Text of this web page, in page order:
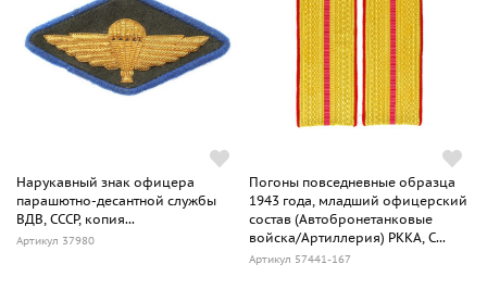
Нарукавный знак офицера
парашютно-десантной службы
ВДВ, СССР, копия...
Артикул 37980
Погоны повседневные образца
1943 года, младший офицерский
состав (Автобронетанковые
войска/Артиллерия) РККА, С...
Артикул 57441-167